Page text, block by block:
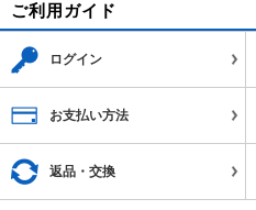
ご利用ガイド
ログイン
お支払い方法
返品・交換